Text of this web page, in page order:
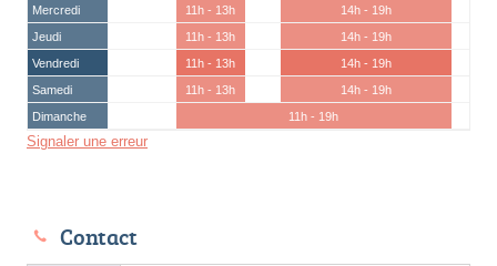
Mercredi
11h - 13h
14h - 19h
Jeudi
11h - 13h
14h - 19h
Vendredi
11h - 13h
14h - 19h
Samedi
11h - 13h
14h - 19h
Dimanche
11h - 19h
Signaler une erreur
Contact